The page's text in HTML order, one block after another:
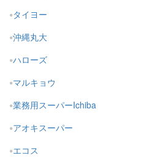
タイヨー
沖縄丸大
ハローズ
マルキョウ
業務用スーパーIchiba
アオキスーパー
エコス